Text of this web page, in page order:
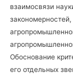
взаимосвязи
Обоснование
его отдельных